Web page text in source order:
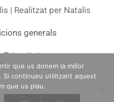
| Realitzat per Natalis
generals
Privacitat
Cookies
que us donem la millor
Si continueu utilitzant aquest
que us plau.